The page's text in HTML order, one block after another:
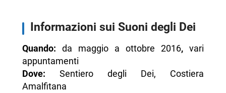
Informazioni sui Suoni degli Dei
Quando: da maggio a ottobre 2016, vari
appuntamenti
Dove: Sentiero degli Dei, Costiera
Amalfitana